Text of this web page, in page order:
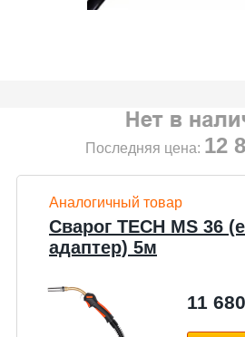
Последняя цена: 12
Аналогичный товар
Сварог TECH MS 36
адаптер) 5м
11 680